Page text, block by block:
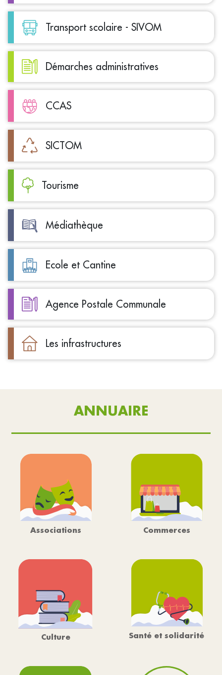
Transport scolaire - SIVOM
Démarches administratives
CCAS
SICTOM
Tourisme
Médiathèque
Ecole et Cantine
Agence Postale Communale
Les infrastructures
ANNUAIRE
Associations Commerces
Culture Santé et solidarité